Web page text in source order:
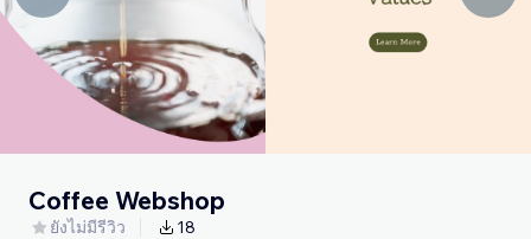
Coffee Webshop
ยังไม่มีรีวิว 18